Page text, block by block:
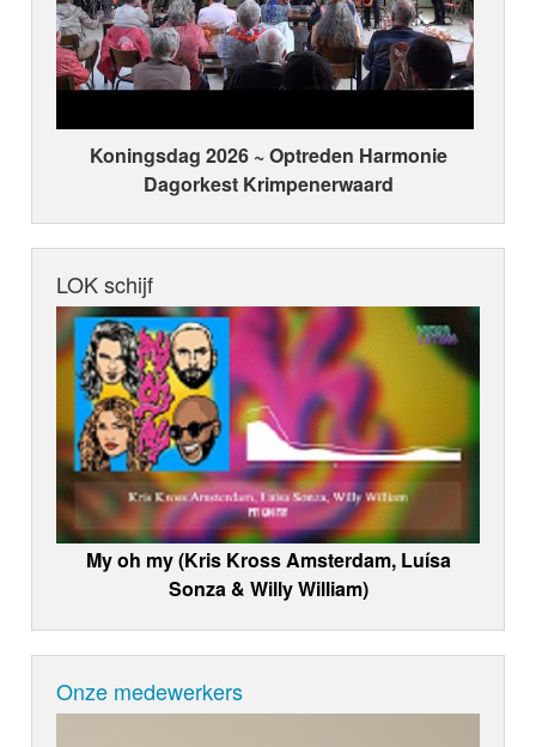
Koningsdag 2026 ~ Optreden Harmonie
Dagorkest Krimpenerwaard
LOK schijf
My oh my (Kris Kross Amsterdam, Luísa
Sonza & Willy William)
Onze medewerkers